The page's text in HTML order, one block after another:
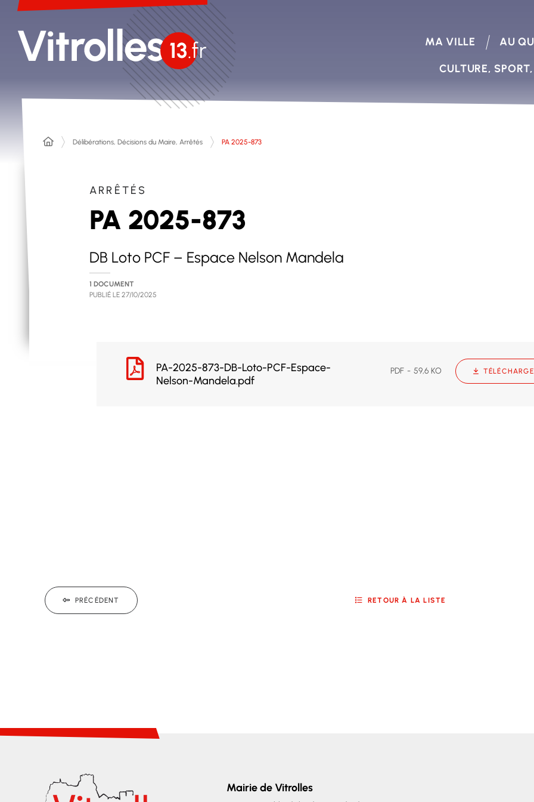
MA VILLE AU
CULTURE,
Délibérations, Décisions du Maire, Arrêtés PA 2025-873
ARRÊTÉS
PA 2025-873
DB Loto PCF – Espace Nelson Mandela
1 DOCUMENT
PUBLIÉ LE 27/10/2025
PA-2025-873-DB-Loto-PCF-Espace-
Nelson-Mandela.pdf
PDF 59,6 KO
PRÉCÉDENT RETOUR À LA LISTE
Mairie de Vitrolles